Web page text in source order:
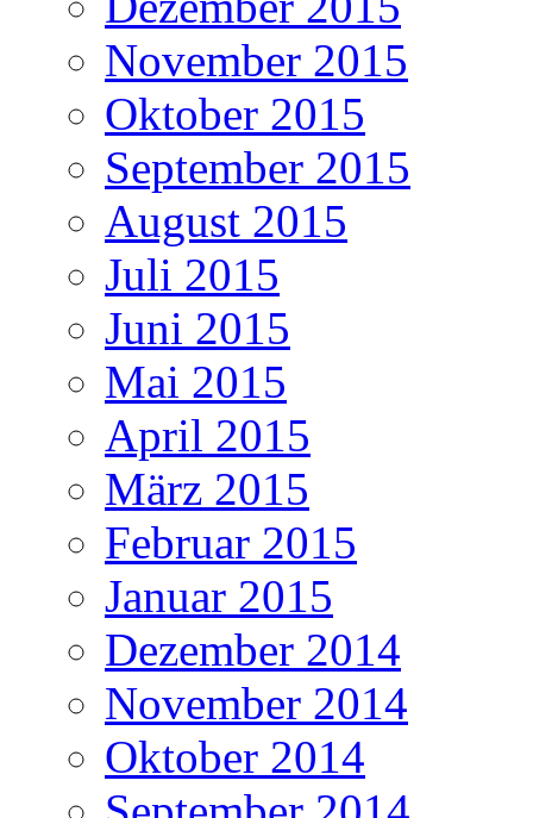
November 2015
Oktober 2015
September 2015
August 2015
Juli 2015
Juni 2015
Mai 2015
April 2015
März 2015
Februar 2015
Januar 2015
Dezember 2014
November 2014
Oktober 2014